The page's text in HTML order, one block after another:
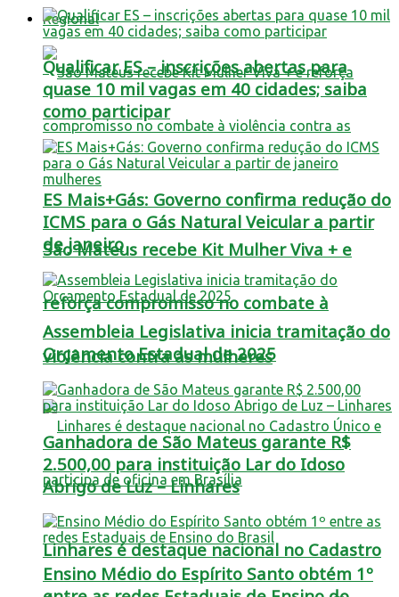
Regional
São Mateus recebe Kit Mulher Viva + e
reforça compromisso no combate à
violência contra as mulheres
Linhares é destaque nacional no Cadastro
Qualificar ES – inscrições abertas para
quase 10 mil vagas em 40 cidades; saiba
como participar
ES Mais+Gás: Governo confirma redução do
ICMS para o Gás Natural Veicular a partir
de janeiro
Assembleia Legislativa inicia tramitação do
Orçamento Estadual de 2025
Ganhadora de São Mateus garante R$
2.500,00 para instituição Lar do Idoso
Abrigo de Luz – Linhares
Ensino Médio do Espírito Santo obtém 1º